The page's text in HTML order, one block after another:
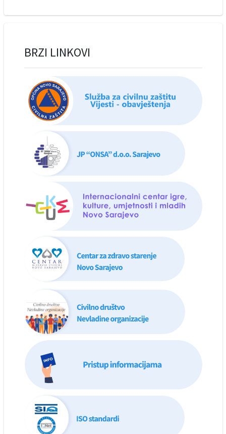
BRZI LINKOVI